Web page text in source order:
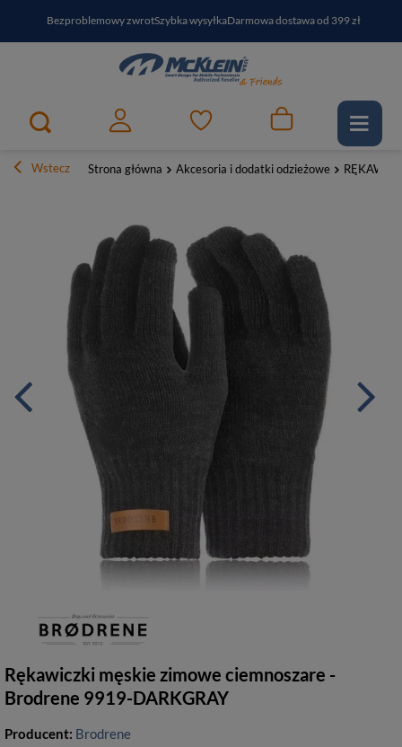
Bezproblemowy zwrotSzybka wysyłkaDarmowa dostawa od 399 zł
PayPo - kup i zapłać za30 dniZapisz się do newslettera i odbierz RABAT
Wstecz Strona główna Akcesoria i dodatki odzieżowe
Rękawiczki męskie zimowe ciemnoszare -
Brodrene 9919-DARKGRAY
Producent: Brodrene